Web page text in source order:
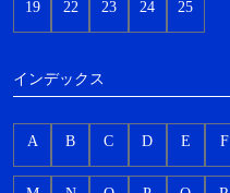
19 22 23 24 25
インデックス
A B C D E F